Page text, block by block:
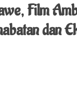
Film
dan